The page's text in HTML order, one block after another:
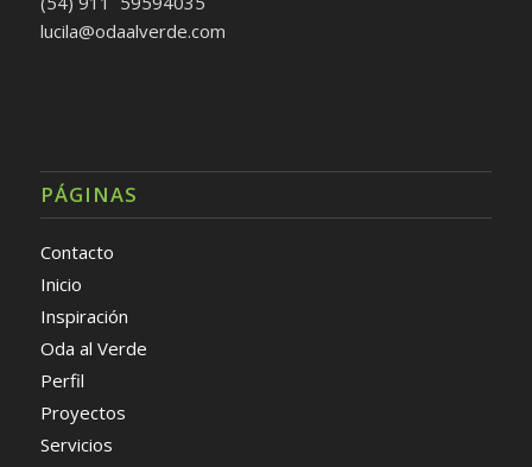
lucila@odaalverde.com
PÁGINAS
Contacto
Inicio
Inspiración
Oda al Verde
Perfil
Proyectos
Servicios